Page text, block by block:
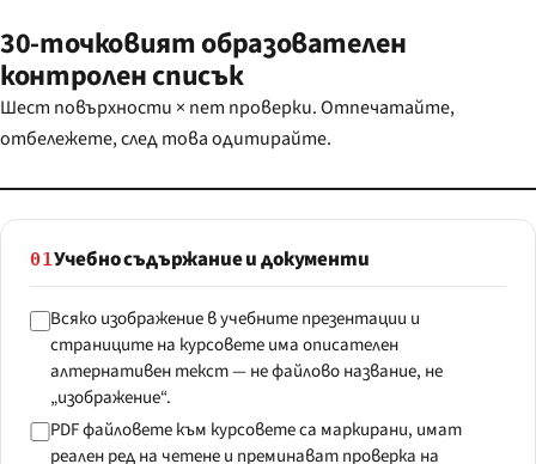
30-точковият образователен
контролен списък
Шест повърхности × пет проверки. Отпечатайте,
отбележете, след това одитирайте.
01Учебно съдържание и документи
Всяко изображение в учебните презентации и
страниците на курсовете има описателен
алтернативен текст — не файлово название, не
„изображение“.
PDF файловете към курсовете са маркирани, имат
реален ред на четене и преминават проверка на